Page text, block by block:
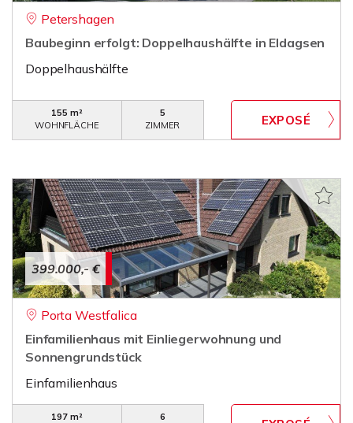
Petershagen
Baubeginn erfolgt: Doppelhaushälfte in Eldagsen
Doppelhaushälfte
155 m²
WOHNFLÄCHE
5
ZIMMER
399.000,- €
Porta Westfalica
Einfamilienhaus mit Einliegerwohnung und
Sonnengrundstück
Einfamilienhaus
197 m²
6